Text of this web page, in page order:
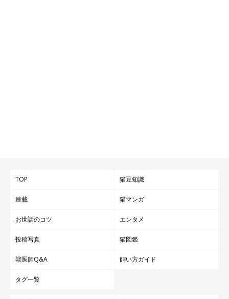
TOP 猫豆知識
連載 猫マンガ
お世話のコツ エンタメ
投稿写真 猫図鑑
獣医師Q&A 飼い方ガイド
タグ一覧